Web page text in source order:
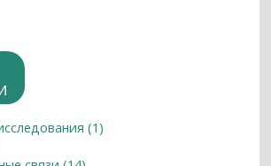
(1)